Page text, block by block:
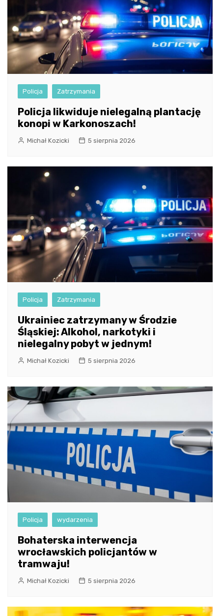
Policja Zatrzymania
Policja likwiduje nielegalną plantację
konopi w Karkonoszach!
Michał Kozicki 5 sierpnia 2026
Policja Zatrzymania
Ukrainiec zatrzymany w Środzie
Śląskiej: Alkohol, narkotyki i
nielegalny pobyt w jednym!
Michał Kozicki 5 sierpnia 2026
Policja wydarzenia
Bohaterska interwencja
wrocławskich policjantów w
tramwaju!
Michał Kozicki 5 sierpnia 2026